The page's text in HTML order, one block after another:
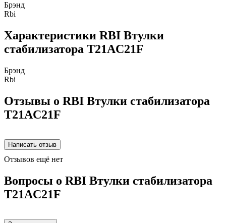
Брэнд
Rbi
Характеристики RBI Втулки
стабилизатора T21AC21F
Брэнд
Rbi
Отзывы о RBI Втулки стабилизатора
T21AC21F
Отзывов ещё нет
Вопросы о RBI Втулки стабилизатора
T21AC21F